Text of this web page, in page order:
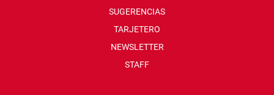
SUGERENCIAS
TARJETERO
NEWSLETTER
STAFF